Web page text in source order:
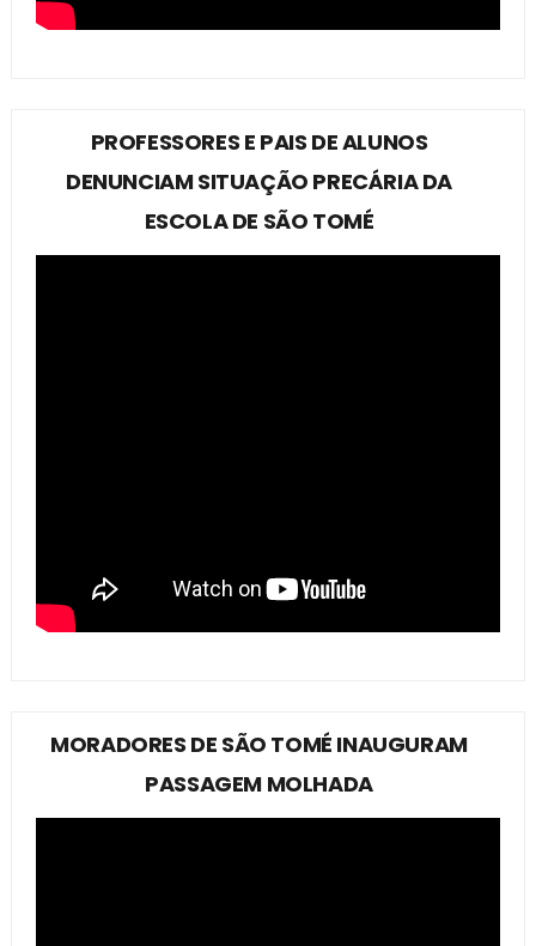
PROFESSORES E PAIS DE ALUNOS
DENUNCIAM SITUAÇÃO PRECÁRIA DA
ESCOLA DE SÃO TOMÉ
MORADORES DE SÃO TOMÉ INAUGURAM
PASSAGEM MOLHADA